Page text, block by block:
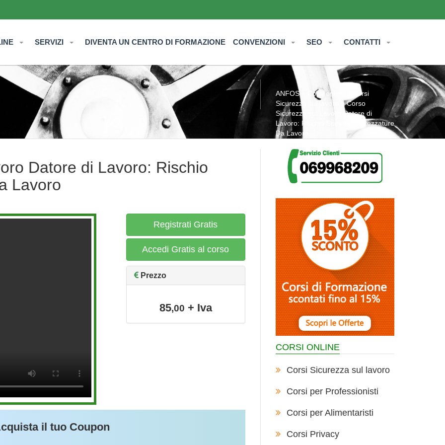
SERVIZI DIVENTA UN CENTRO DI FORMAZIONE CONVENZIONI SEO CONTATTI
ANFOS» Corsi online
Corsi
Sicurezza sul lavoro
» Corso
Sicurezza sul Lavoro Datore di
Lavoro: Rischio Specifico Attrezzature
Da Lavoro
Datore di Lavoro: Rischio
Lavoro
Registrati Gratis
Accedi Gratis al corso
Prezzo
85,00 + Iva
il tuo Coupon
CORSI ONLINE
Corsi Sicurezza sul lavoro
Corsi per Professionisti
Corsi per Alimentaristi
Corsi Privacy